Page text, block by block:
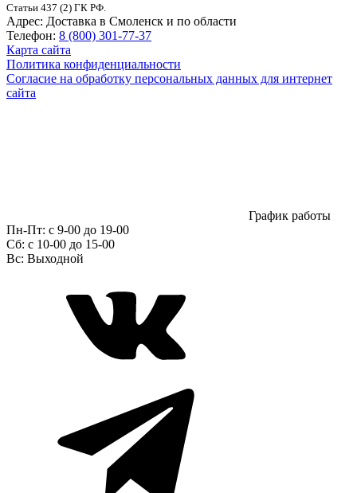
Статьи 437 (2) ГК РФ.
Адрес: Доставка в Смоленск и по области
Телефон: 8 (800) 301-77-37
Карта сайта
Политика конфиденциальности
Согласие на обработку персональных данных для интернет
сайта
График работы
Пн-Пт: с 9-00 до 19-00
Сб: c 10-00 до 15-00
Вс: Выходной